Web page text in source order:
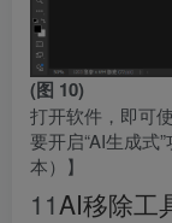
(图 10)
打开软件，即可
要开启“AI生成式
本）】
11AI移除工